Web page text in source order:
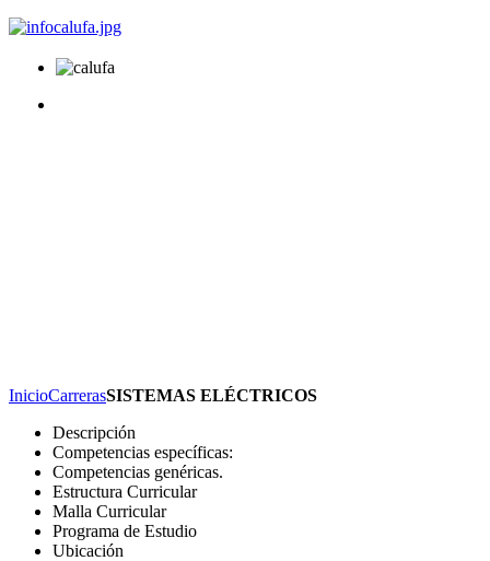
InicioCarrerasSISTEMAS ELÉCTRICOS
Descripción
Competencias específicas:
Competencias genéricas.
Estructura Curricular
Malla Curricular
Programa de Estudio
Ubicación